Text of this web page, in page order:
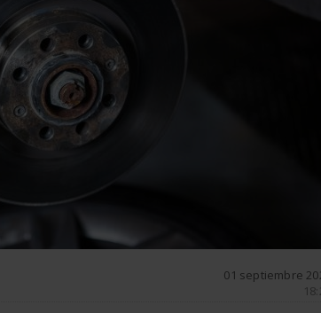
01 septiembre